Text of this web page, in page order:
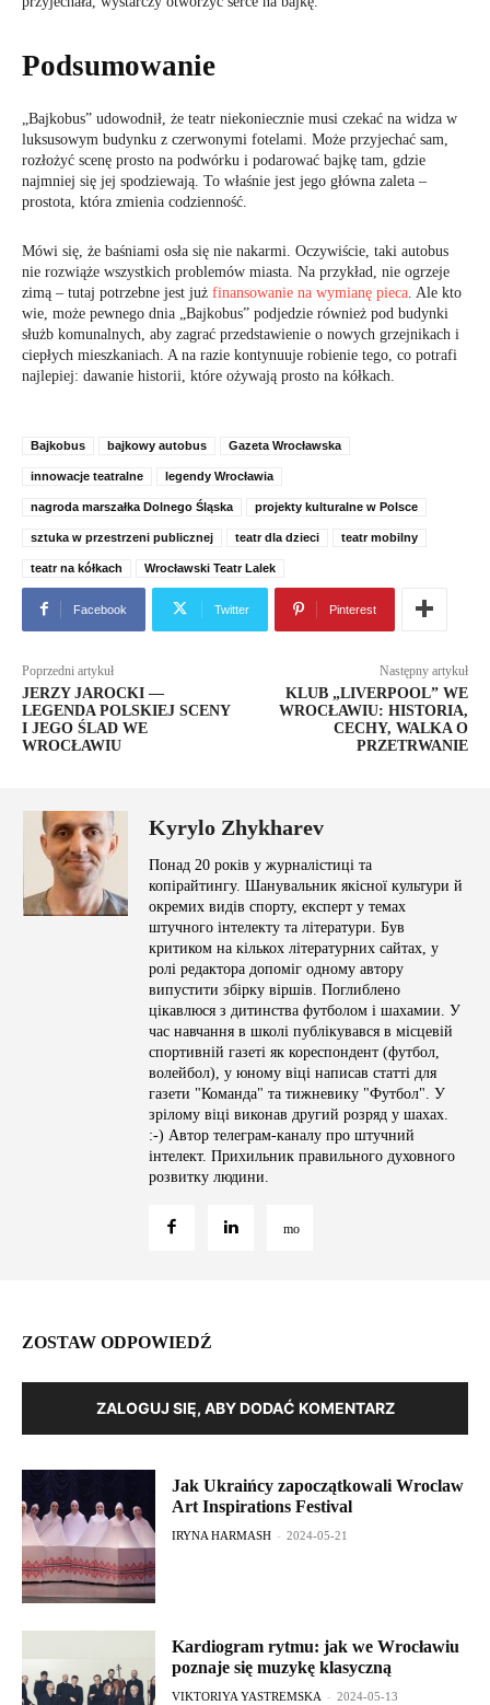
Podsumowanie
„Bajkobus” udowodnił, że teatr niekoniecznie musi czekać na widza w
luksusowym budynku z czerwonymi fotelami. Może przyjechać sam,
rozłożyć scenę prosto na podwórku i podarować bajkę tam, gdzie
najmniej się jej spodziewają. To właśnie jest jego główna zaleta –
prostota, która zmienia codzienność.
Mówi się, że baśniami osła się nie nakarmi. Oczywiście, taki autobus
nie rozwiąże wszystkich problemów miasta. Na przykład, nie ogrzeje
zimą – tutaj potrzebne jest już finansowanie na wymianę pieca . Ale kto
wie, może pewnego dnia „Bajkobus” podjedzie również pod budynki
służb komunalnych, aby zagrać przedstawienie o nowych grzejnikach i
ciepłych mieszkaniach. A na razie kontynuuje robienie tego, co potrafi
najlepiej: dawanie historii, które ożywają prosto na kółkach.
Bajkobus bajkowy autobus Gazeta Wrocławska
innowacje teatralne legendy Wrocławia
nagroda marszałka Dolnego Śląska projekty kulturalne w Polsce
sztuka w przestrzeni publicznej teatr dla dzieci teatr mobilny
teatr na kółkach Wrocławski Teatr Lalek
Facebook Twitter Pinterest
Poprzedni artykuł
JERZY JAROCKI —
LEGENDA POLSKIEJ SCENY
I JEGO ŚLAD WE
WROCŁAWIU
Następny artykuł
KLUB „LIVERPOOL” WE
WROCŁAWIU: HISTORIA,
CECHY, WALKA O
PRZETRWANIE
Kyrylo Zhykharev
Понад 20 років у журналістиці та
копірайтингу. Шанувальник якісної культури й
окремих видів спорту, експерт у темах
штучного інтелекту та літератури. Був
критиком на кількох літературних сайтах, у
ролі редактора допоміг одному автору
випустити збірку віршів. Поглиблено
цікавлюся з дитинства футболом і шахамии. У
час навчання в школі публікувався в місцевій
спортивній газеті як кореспондент (футбол,
волейбол), у юному віці написав статті для
газети "Команда" та тижневику "Футбол". У
зрілому віці виконав другий розряд у шахах.
:-) Автор телеграм-каналу про штучний
інтелект. Прихильник правильного духовного
розвитку людини.
ZOSTAW ODPOWIEDŹ
ZALOGUJ SIĘ, ABY DODAĆ KOMENTARZ
Jak Ukraińcy zapoczątkowali Wroclaw
Art Inspirations Festival
IRYNA HARMASH - 2024-05-21
Kardiogram rytmu: jak we Wrocławiu
poznaje się muzykę klasyczną
VIKTORIYA YASTREMSKA - 2024-05-13